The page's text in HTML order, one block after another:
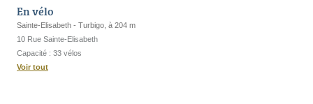
En vélo
Sainte-Elisabeth - Turbigo, à 204 m
10 Rue Sainte-Elisabeth
Capacité : 33 vélos
Voir tout